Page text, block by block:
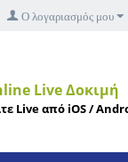
Ο λογαριασμός μου
Live Δοκιμή
Live από iOS /